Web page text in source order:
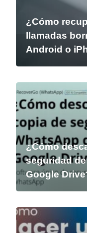
¿Cómo
llamadas
Android o
¿Cómo
seguridad
Google